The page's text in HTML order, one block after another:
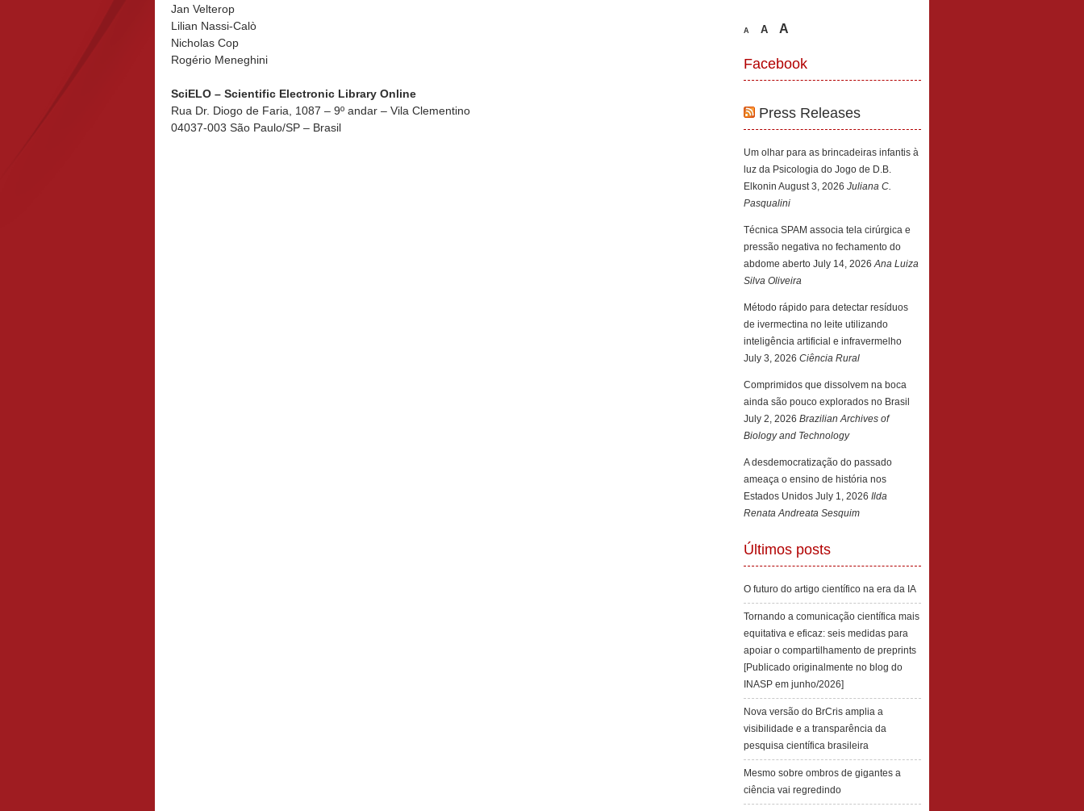
Jan Velterop
Lilian Nassi-Calò
Nicholas Cop
Rogério Meneghini
SciELO – Scientific Electronic Library Online
Rua Dr. Diogo de Faria, 1087 – 9º andar – Vila Clementino
04037-003 São Paulo/SP – Brasil
A A A
Facebook
Press Releases
Um olhar para as brincadeiras infantis à
luz da Psicologia do Jogo de D.B.
Elkonin August 3, 2026 Juliana C.
Pasqualini
Técnica SPAM associa tela cirúrgica e
pressão negativa no fechamento do
abdome aberto July 14, 2026 Ana Luiza
Silva Oliveira
Método rápido para detectar resíduos
de ivermectina no leite utilizando
inteligência artificial e infravermelho
July 3, 2026 Ciência Rural
Comprimidos que dissolvem na boca
ainda são pouco explorados no Brasil
July 2, 2026 Brazilian Archives of
Biology and Technology
A desdemocratização do passado
ameaça o ensino de história nos
Estados Unidos July 1, 2026 Ilda
Renata Andreata Sesquim
Últimos posts
O futuro do artigo científico na era da IA
Tornando a comunicação científica mais
equitativa e eficaz: seis medidas para
apoiar o compartilhamento de preprints
[Publicado originalmente no blog do
INASP em junho/2026]
Nova versão do BrCris amplia a
visibilidade e a transparência da
pesquisa científica brasileira
Mesmo sobre ombros de gigantes a
ciência vai regredindo